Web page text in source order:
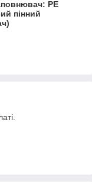
PE
пінний